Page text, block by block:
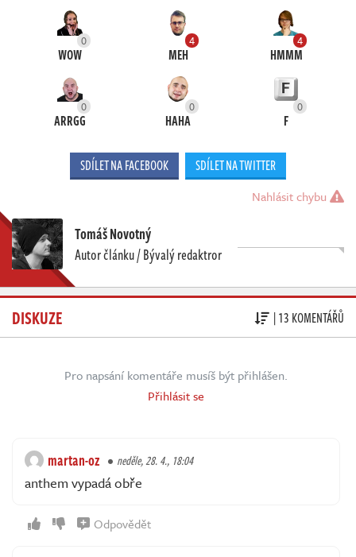
0
WOW
4
MEH
4
HMMM
0
ARRGG
0
HAHA
0
F
SDÍLET NA FACEBOOK SDÍLET NA TWITTER
Nahlásit chybu
Tomáš Novotný
Autor článku / Bývalý redaktror
DISKUZE | 13 KOMENTÁŘŮ
Pro napsání komentáře musíš být přihlášen.
Přihlásit se
martan-oz neděle, 28. 4., 18:04
anthem vypadá obře
Odpovědět